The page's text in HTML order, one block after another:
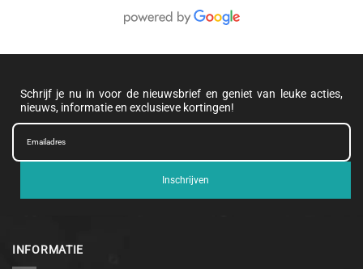
Schrijf je nu in voor de nieuwsbrief en geniet van leuke acties,
nieuws, informatie en exclusieve kortingen!
Inschrijven
INFORMATIE